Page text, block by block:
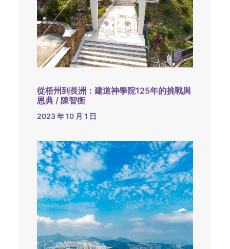
從梧州到長洲：建道神學院125年的挑戰與
恩典 / 陳智衡
2023 年 10 月 1 日